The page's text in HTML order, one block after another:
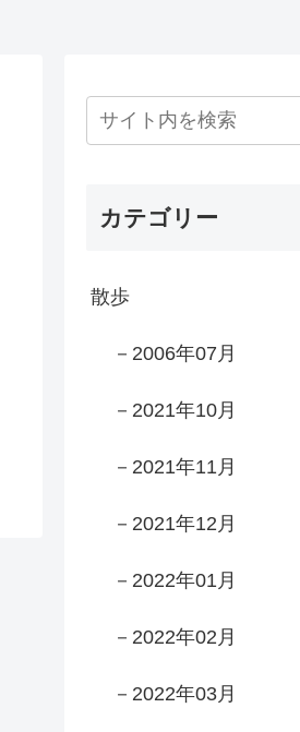
カテゴリー
散歩
－2006年07月
－2021年10月
－2021年11月
－2021年12月
－2022年01月
－2022年02月
－2022年03月